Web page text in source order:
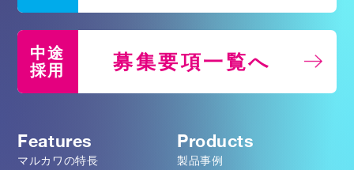
中途
採用
募集要項一覧へ
Features
マルカワの特長
Products
製品事例